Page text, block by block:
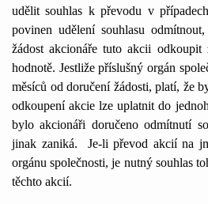
udělit souhlas k převodu v
povinen udělení souhlasu
žádost akcionáře tuto akcii odkoupit
hodnotě. Jestliže příslušný orgán
měsíců od doručení žádosti, platí, že
odkoupení akcie lze uplatnit do
bylo akcionáři doručeno odmítnutí
jinak zaniká.
Je-li převod akcií na
orgánu společnosti, je nutný souhlas
těchto akcií.